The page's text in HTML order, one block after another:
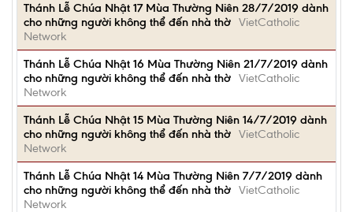
Thánh Lễ Chúa Nhật 17 Mùa Thường Niên 28/7/2019 dành
cho những người không thể đến nhà thờ VietCatholic
Network
Thánh Lễ Chúa Nhật 16 Mùa Thường Niên 21/7/2019 dành
cho những người không thể đến nhà thờ VietCatholic
Network
Thánh Lễ Chúa Nhật 15 Mùa Thường Niên 14/7/2019 dành
cho những người không thể đến nhà thờ VietCatholic
Network
Thánh Lễ Chúa Nhật 14 Mùa Thường Niên 7/7/2019 dành
cho những người không thể đến nhà thờ VietCatholic
Network